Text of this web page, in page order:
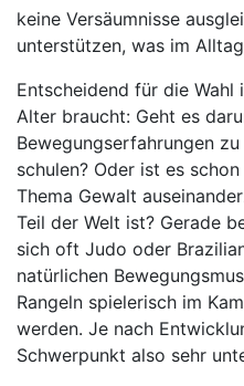
keine Versäumnisse
unterstützen, was im
Entscheidend für die Wahl
Alter braucht: Geht es
Bewegungserfahrungen
schulen? Oder ist es
Thema Gewalt
Teil der Welt ist? Gerade
sich oft Judo oder
natürlichen
Rangeln spielerisch im
werden. Je nach
Schwerpunkt also sehr